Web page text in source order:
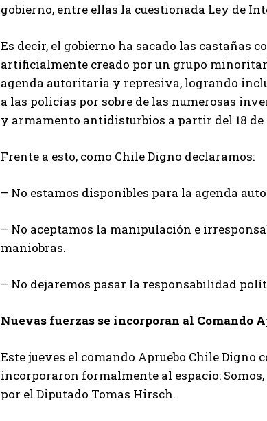
gobierno, entre ellas la cuestionada Ley de
Es decir, el gobierno ha sacado las castañas
artificialmente creado por un grupo
agenda autoritaria y represiva, logrando
a las policías por sobre de las numerosas
y armamento antidisturbios a partir del 18 de
Frente a esto, como Chile Digno declaramos:
– No estamos disponibles para la agenda
– No aceptamos la manipulación e
maniobras.
– No dejaremos pasar la responsabilidad
Nuevas fuerzas se incorporan al Comando
Este jueves el comando Apruebo Chile
incorporaron formalmente al espacio:
por el Diputado Tomas Hirsch.